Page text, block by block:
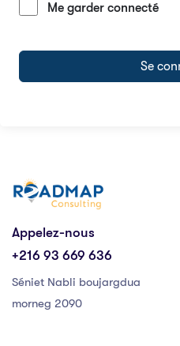
Me garder connecté
Se
Appelez-nous
+216 93 669 636
Séniet Nabli boujargdua
morneg 2090